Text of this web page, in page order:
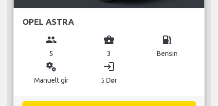
OPEL ASTRA
group
5
business_center
3
local_gas_station
Bensin
miscellaneous_services
Manuelt gir
login
5 Dør